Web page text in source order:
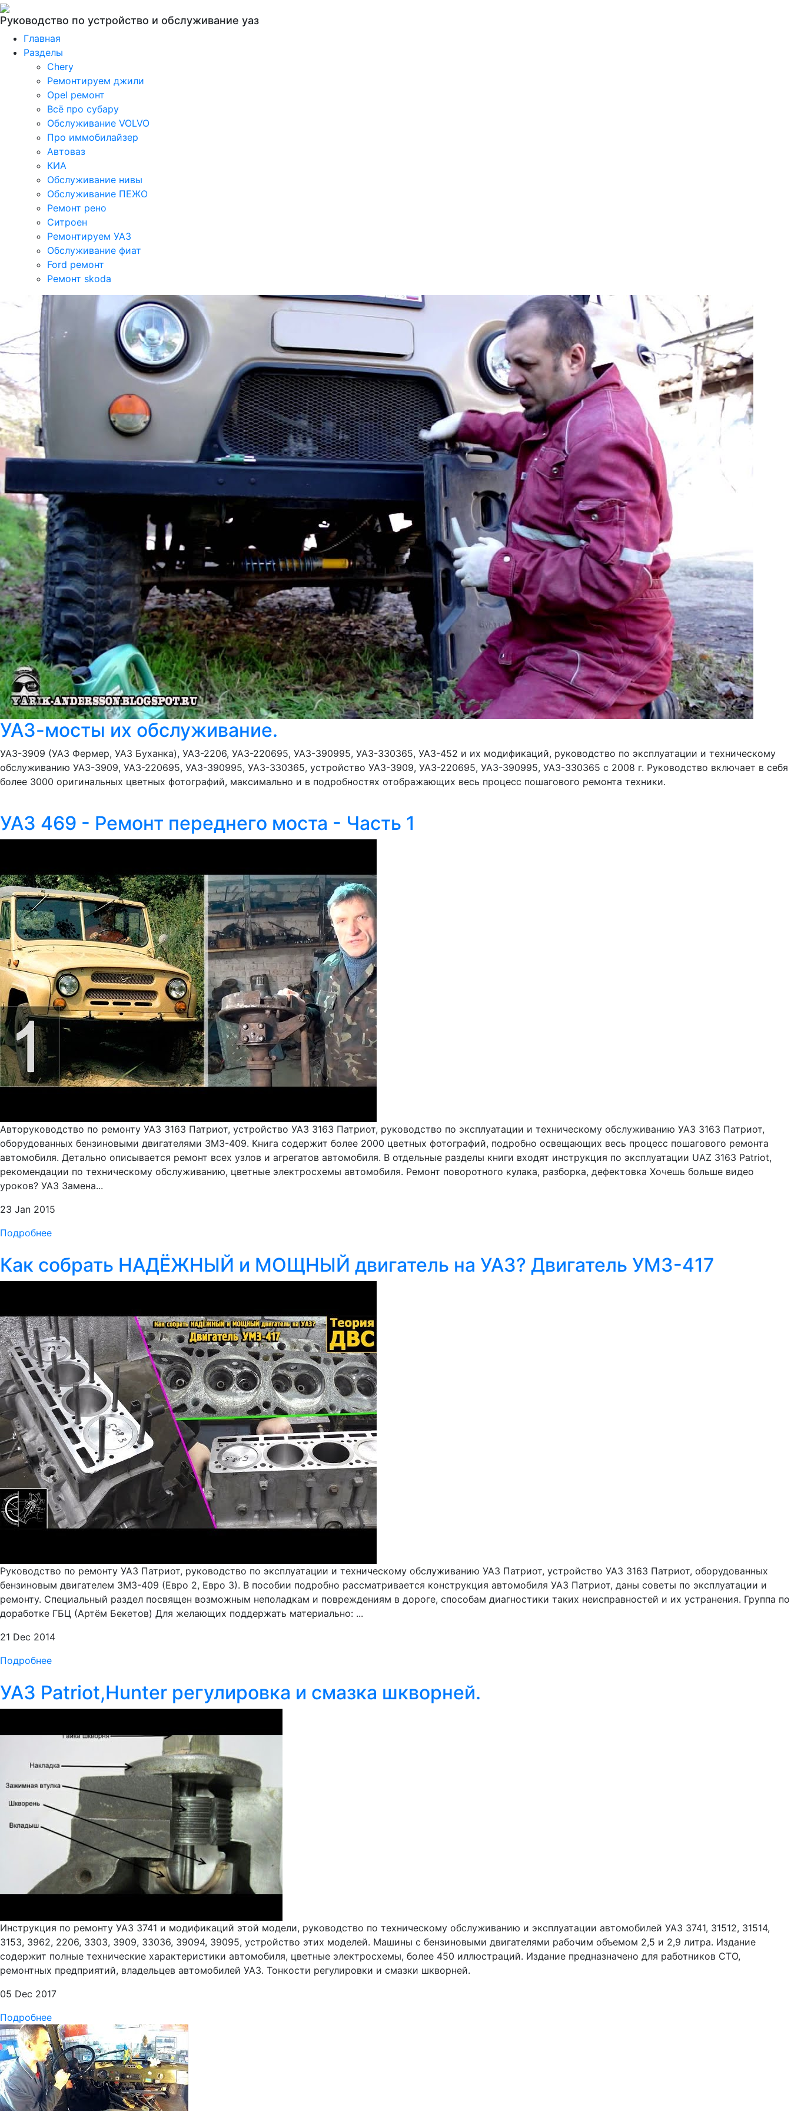
Руководство по устройство и обслуживание уаз
Главная
Разделы
Chery
Ремонтируем джили
Opel ремонт
Всё про субару
Обслуживание VOLVO
Про иммобилайзер
Автоваз
КИА
Обслуживание нивы
Обслуживание ПЕЖО
Ремонт рено
Ситроен
Ремонтируем УАЗ
Обслуживание фиат
Ford ремонт
Ремонт skoda
УАЗ-мосты их обслуживание.
УАЗ-3909 (УАЗ Фермер, УАЗ Буханка), УАЗ-2206, УАЗ-220695, УАЗ-390995, УАЗ-330365, УАЗ-452 и их модификаций, руководство по эксплуатации и техническому
обслуживанию УАЗ-3909, УАЗ-220695, УАЗ-390995, УАЗ-330365, устройство УАЗ-3909, УАЗ-220695, УАЗ-390995, УАЗ-330365 с 2008 г. Руководство включает в себя
более 3000 оригинальных цветных фотографий, максимально и в подробностях отображающих весь процесс пошагового ремонта техники.
УАЗ 469 - Ремонт переднего моста - Часть 1
Авторуководство по ремонту УАЗ 3163 Патриот, устройство УАЗ 3163 Патриот, руководство по эксплуатации и техническому обслуживанию УАЗ 3163 Патриот,
оборудованных бензиновыми двигателями ЗМЗ-409. Книга содержит более 2000 цветных фотографий, подробно освещающих весь процесс пошагового ремонта
автомобиля. Детально описывается ремонт всех узлов и агрегатов автомобиля. В отдельные разделы книги входят инструкция по эксплуатации UAZ 3163 Patriot,
рекомендации по техническому обслуживанию, цветные электросхемы автомобиля. Ремонт поворотного кулака, разборка, дефектовка Хочешь больше видео
уроков? УАЗ Замена...
23 Jan 2015
Подробнее
Как собрать НАДЁЖНЫЙ и МОЩНЫЙ двигатель на УАЗ? Двигатель УМЗ-417
Руководство по ремонту УАЗ Патриот, руководство по эксплуатации и техническому обслуживанию УАЗ Патриот, устройство УАЗ 3163 Патриот, оборудованных
бензиновым двигателем ЗМЗ-409 (Евро 2, Евро 3). В пособии подробно рассматривается конструкция автомобиля УАЗ Патриот, даны советы по эксплуатации и
ремонту. Специальный раздел посвящен возможным неполадкам и повреждениям в дороге, способам диагностики таких неисправностей и их устранения. Группа по
доработке ГБЦ (Артём Бекетов) Для желающих поддержать материально: ...
21 Dec 2014
Подробнее
УАЗ Patriot,Hunter регулировка и смазка шкворней.
Инструкция по ремонту УАЗ 3741 и модификаций этой модели, руководство по техническому обслуживанию и эксплуатации автомобилей УАЗ 3741, 31512, 31514,
3153, 3962, 2206, 3303, 3909, 33036, 39094, 39095, устройство этих моделей. Машины с бензиновыми двигателями рабочим объемом 2,5 и 2,9 литра. Издание
содержит полные технические характеристики автомобиля, цветные электросхемы, более 450 иллюстраций. Издание предназначено для работников СТО,
ремонтных предприятий, владельцев автомобилей УАЗ. Тонкости регулировки и смазки шкворней.
05 Dec 2017
Подробнее